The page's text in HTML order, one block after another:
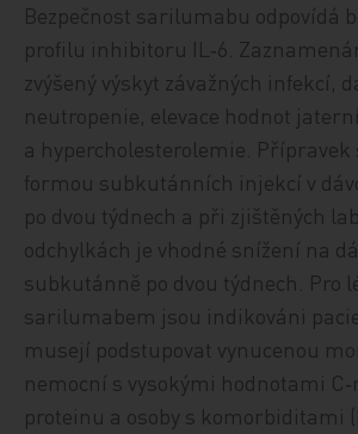
Bezpečnost sarilumabu odpovídá
profilu inhibitoru IL‑6.
zvýšený výskyt závažných infekcí,
neutropenie, elevace hodnot
a hypercholesterolemie. Přípravek
formou subkutánních injekcí v
po dvou týdnech a při zjištěných
odchylkách je vhodné snížení na
subkutánně po dvou týdnech. Pro
sarilumabem jsou indikováni
musejí podstupovat vynucenou
nemocní s vysokými hodnotami
proteinu a osoby s komorbiditami